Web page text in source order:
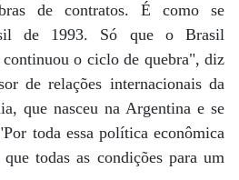
de contratos. É como se
de 1993. Só que o Brasil
o ciclo de quebra", diz
de relações internacionais da
que nasceu na Argentina e se
toda essa política econômica
todas as condições para um